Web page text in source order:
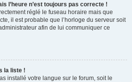
l’heure n’est toujours pas correcte !
réglé le fuseau horaire mais que
il est probable que l’horloge du serveur soit
afin de lui communiquer ce
la liste !
installé votre langue sur le forum, soit le